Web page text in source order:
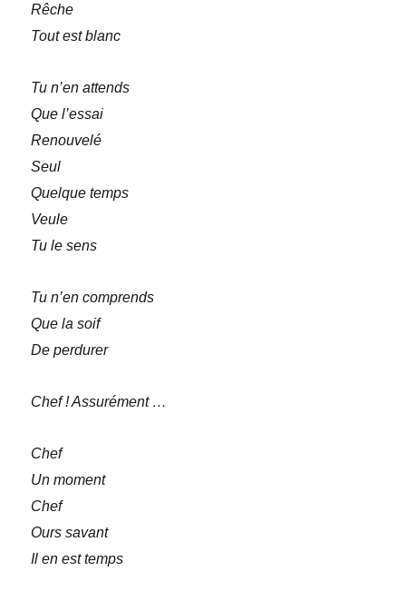
Rêche
Tout est blanc
Tu n’en attends
Que l’essai
Renouvelé
Seul
Quelque temps
Veule
Tu le sens
Tu n’en comprends
Que la soif
De perdurer
Chef ! Assurément …
Chef
Un moment
Chef
Ours savant
Il en est temps